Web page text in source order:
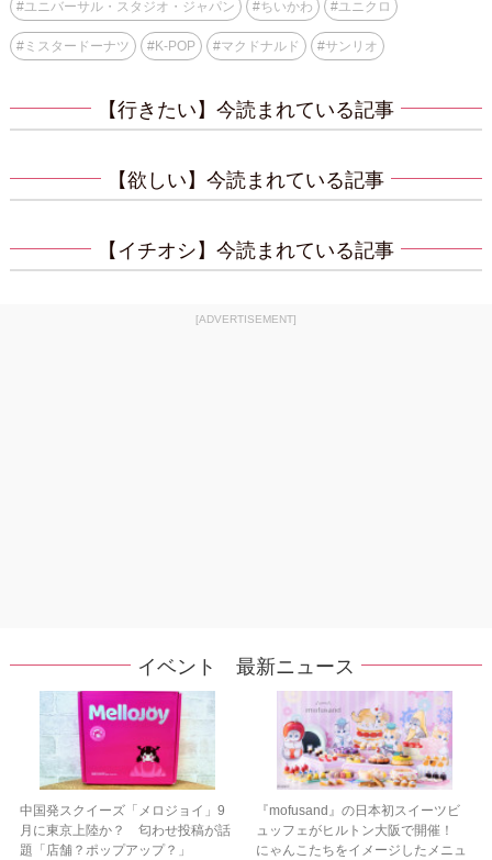
#ユニバーサル・スタジオ・ジャパン #ちいかわ #ユニクロ
#ミスタードーナツ #K-POP #マクドナルド #サンリオ
【行きたい】今読まれている記事
【欲しい】今読まれている記事
【イチオシ】今読まれている記事
[ADVERTISEMENT]
イベント 最新ニュース
中国発スクイーズ「メロジョイ」9
月に東京上陸か？ 匂わせ投稿が話
題「店舗？ポップアップ？」
『mofusand』の日本初スイーツビ
ュッフェがヒルトン大阪で開催！
にゃんこたちをイメージしたメニュ